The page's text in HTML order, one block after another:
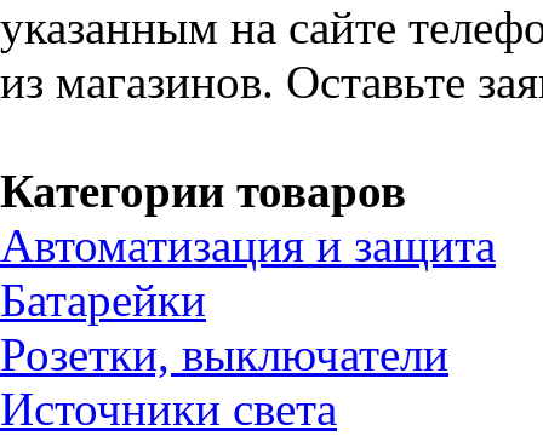
указанным на сайте
из магазинов. Оставьте
Категории товаров
Автоматизация и защита
Батарейки
Розетки, выключатели
Источники света